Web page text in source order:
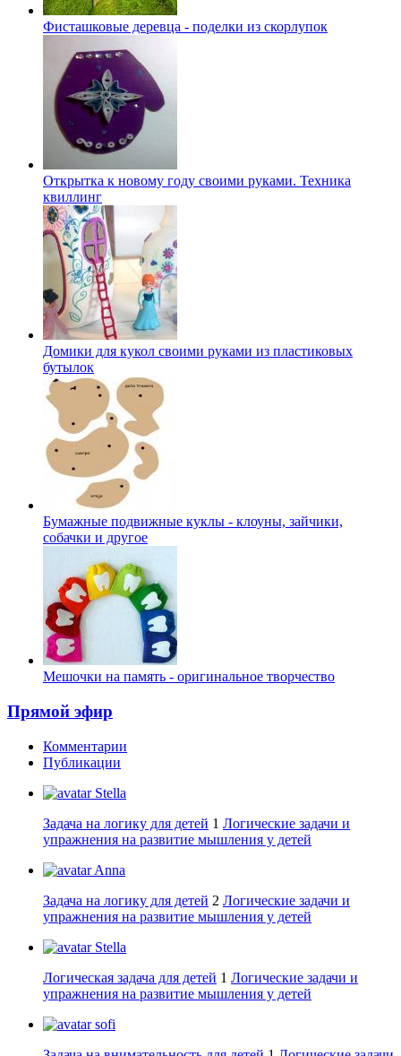
Фисташковые деревца - поделки из скорлупок
Открытка к новому году своими руками. Техника
квиллинг
Домики для кукол своими руками из пластиковых
бутылок
Бумажные подвижные куклы - клоуны, зайчики,
собачки и другое
Мешочки на память - оригинальное творчество
Прямой эфир
Комментарии
Публикации
Stella
Задача на логику для детей 1 Логические задачи и
упражнения на развитие мышления у детей
Anna
Задача на логику для детей 2 Логические задачи и
упражнения на развитие мышления у детей
Stella
Логическая задача для детей 1 Логические задачи и
упражнения на развитие мышления у детей
sofi